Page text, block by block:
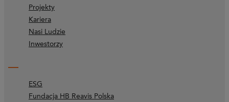
Projekty
Kariera
Nasi Ludzie
Inwestorzy
ESG
Fundacja HB Reavis Polska